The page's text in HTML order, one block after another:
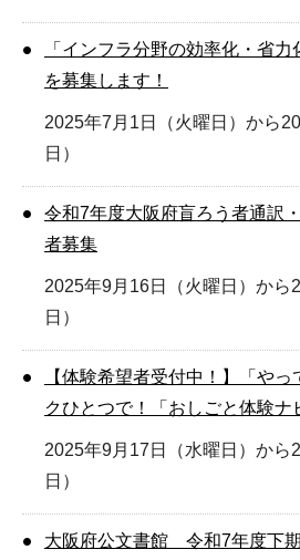
「インフラ分野の効率化・省力
を募集します！
2025年7月1日（火曜日）から
日）
令和7年度大阪府盲ろう者通訳
者募集
2025年9月16日（火曜日）から
日）
【体験希望者受付中！】「や
クひとつで！「おしごと体験ナ
2025年9月17日（水曜日）から
日）
大阪府公文書館 令和7年度下